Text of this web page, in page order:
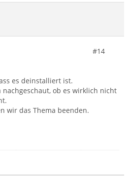
#14
es deinstalliert ist.
ob es wirklich nicht
wir das Thema beenden.